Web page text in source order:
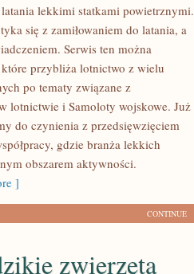
lekkimi statkami powietrznymi.
się z zamiłowaniem do latania, a
Serwis ten można
przybliża lotnictwo z wielu
po tematy związane z
lotnictwie i Samoloty wojskowe. Już
do czynienia z przedsięwzięciem
gdzie branża lekkich
obszarem aktywności.
]
CONTINUE
zwierzęta